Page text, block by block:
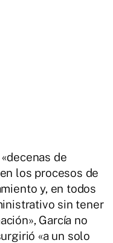
de
los procesos de
y, en todos
sin tener
García no
«a un solo